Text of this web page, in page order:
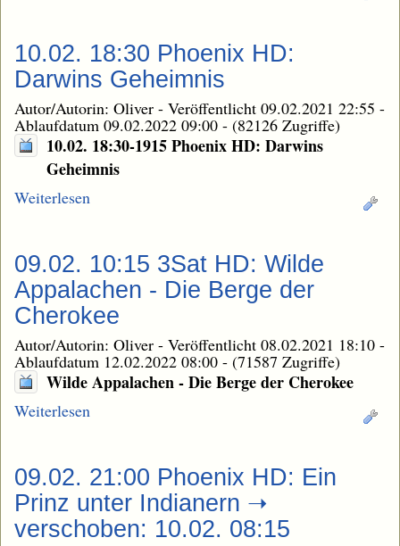
10.02. 18:30 Phoenix HD:
Darwins Geheimnis
Autor/Autorin: Oliver - Veröffentlicht 09.02.2021 22:55 -
Ablaufdatum 09.02.2022 09:00 - (82126 Zugriffe)
10.02. 18:30-1915 Phoenix HD: Darwins
Geheimnis
Weiterlesen
09.02. 10:15 3Sat HD: Wilde
Appalachen - Die Berge der
Cherokee
Autor/Autorin: Oliver - Veröffentlicht 08.02.2021 18:10 -
Ablaufdatum 12.02.2022 08:00 - (71587 Zugriffe)
Wilde Appalachen - Die Berge der Cherokee
Weiterlesen
09.02. 21:00 Phoenix HD: Ein
Prinz unter Indianern ➝
verschoben: 10.02. 08:15